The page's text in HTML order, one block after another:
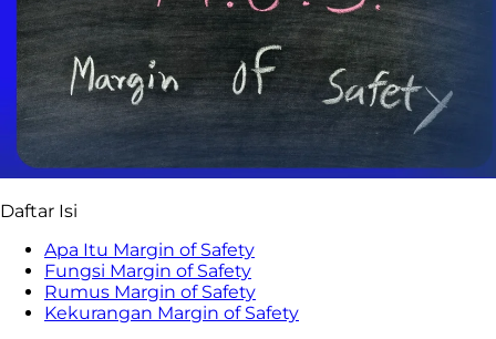
Daftar Isi
Apa Itu Margin of Safety
Fungsi Margin of Safety
Rumus Margin of Safety
Kekurangan Margin of Safety